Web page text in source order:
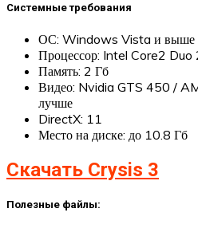
Системные требования
ОС: Windows Vista и выше
Процессор: Intel Core2
Память: 2 Гб
Видео: Nvidia GTS 450 /
лучше
DirectX: 11
Место на диске: до 10.8 Гб
Скачать Crysis 3
Полезные файлы: